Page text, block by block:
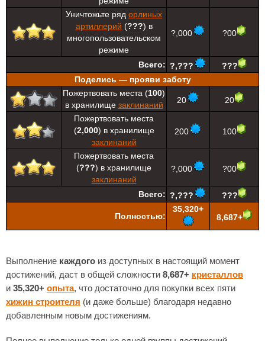
Уничтожьте ряд орлиных
артиллерий (???) в
многопользовательском
режиме
?,000 ?00
Всего: ?,???
???
Поделись — прояви заботу
Пожертвовать места (100)
в хранилище заклинаний 20
20
Пожертвовать места
(2,000) в хранилище
заклинаний
200 100
Пожертвовать места
(???) в хранилище
заклинаний
?,000 ?00
Всего: ?,??? ???
Полностью:
35,320+
8,687+
Выполнение каждого из доступных в настоящий момент
достижений, даст в общей сложности 8,687+ кристаллов
и 35,320+ опыта, что достаточно для покупки всех пяти
хижин строителя (и даже больше) благодаря недавно
добавленным новым достижениям.